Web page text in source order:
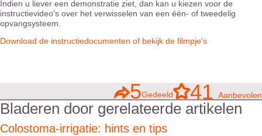
Indien u liever een demonstratie ziet, dan kan u kiezen voor de
instructievideo's over het verwisselen van een één- of tweedelig
opvangsysteem.
Download de instructiedocumenten of bekijk de filmpje's
5Gedeeld 41 Aanbevolen
Bladeren door gerelateerde artikelen
Colostoma-irrigatie: hints en tips